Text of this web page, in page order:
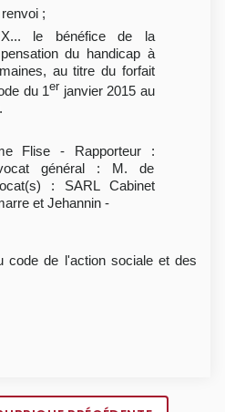
;
le bénéfice de la
du handicap à
au titre du forfait
du 1er janvier 2015 au
Flise - Rapporteur :
général : M. de
: SARL Cabinet
et Jehannin -
code de l'action sociale et des